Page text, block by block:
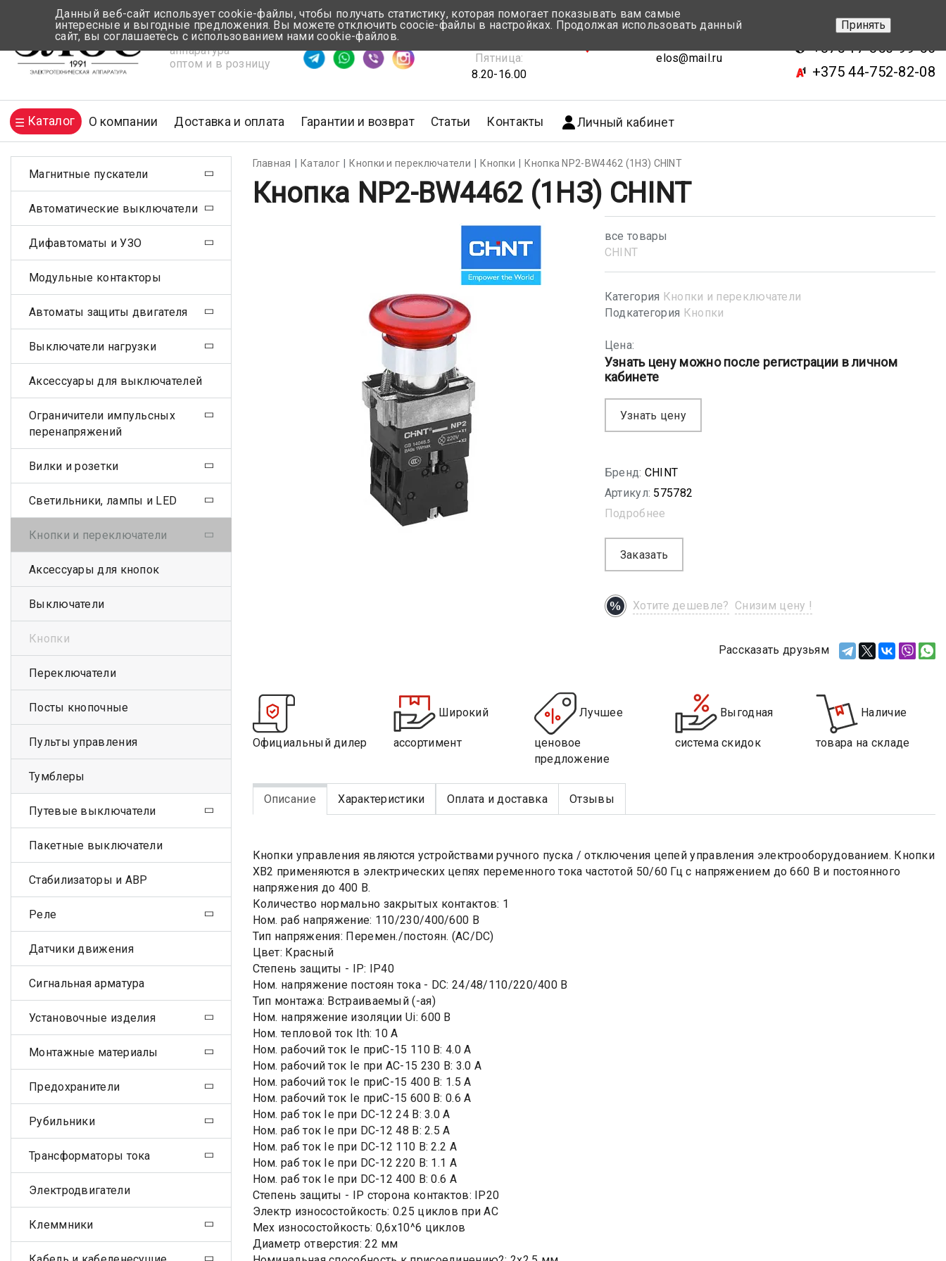
Электротехническая
аппаратура
оптом и в розницу
Время ответа ≈ 5 мин
Понедельник-Четверг:
Пятница:
8.20-16.00
elos@mail.ru
+375 17-343-46-70
+375 17-350-99-56
+375 44-752-82-08
Каталог О компании Доставка и оплата Гарантии и возврат Статьи Контакты Личный кабинет
Главная Каталог Кнопки и переключатели Кнопки Кнопка NP2-BW4462 (1НЗ) CHINT
Кнопка NP2-BW4462 (1НЗ) CHINT
все товары
CHINT
Категория Кнопки и переключатели
Подкатегория Кнопки
Цена:
Узнать цену можно после регистрации в личном
кабинете
Узнать цену
Бренд: CHINT
Артикул: 575782
Подробнее
Заказать
Хотите дешевле? Снизим цену !
Рассказать друзьям
Официальный дилер
Широкий
ассортимент
Лучшее
ценовое
предложение
Выгодная
система скидок
Наличие
товара на складе
Описание Характеристики Оплата и доставка Отзывы
Кнопки управления являются устройствами ручного пуска / отключения цепей управления электрооборудованием. Кнопки
XB2 применяются в электрических цепях переменного тока частотой 50/60 Гц с напряжением до 660 В и постоянного
напряжения до 400 В.
Количество нормально закрытых контактов: 1
Ном. раб напряжение: 110/230/400/600 В
Тип напряжения: Перемен./постоян. (AC/DC)
Цвет: Красный
Степень защиты - IP: IP40
Ном. напряжение постоян тока - DC: 24/48/110/220/400 В
Тип монтажа: Встраиваемый (-ая)
Ном. напряжение изоляции Ui: 600 В
Ном. тепловой ток Ith: 10 А
Ном. рабочий ток Ie приС-15 110 В: 4.0 А
Ном. рабочий ток Ie при AC-15 230 В: 3.0 А
Ном. рабочий ток Ie приС-15 400 В: 1.5 А
Ном. рабочий ток Ie приС-15 600 В: 0.6 А
Ном. раб ток Ie при DC-12 24 В: 3.0 А
Ном. раб ток Ie при DC-12 48 В: 2.5 А
Ном. раб ток Ie при DC-12 110 В: 2.2 А
Ном. раб ток Ie при DC-12 220 В: 1.1 А
Ном. раб ток Ie при DC-12 400 В: 0.6 А
Степень защиты - IP сторона контактов: IP20
Электр износостойкость: 0.25 циклов при AC
Мех износостойкость: 0,6х10^6 циклов
Диаметр отверстия: 22 мм
Магнитные пускатели
Автоматические выключатели
Дифавтоматы и УЗО
Модульные контакторы
Автоматы защиты двигателя
Выключатели нагрузки
Аксессуары для выключателей
Ограничители импульсных
перенапряжений
Вилки и розетки
Светильники, лампы и LED
Кнопки и переключатели
Аксессуары для кнопок
Выключатели
Кнопки
Переключатели
Посты кнопочные
Пульты управления
Тумблеры
Путевые выключатели
Пакетные выключатели
Стабилизаторы и АВР
Реле
Датчики движения
Сигнальная арматура
Установочные изделия
Монтажные материалы
Предохранители
Рубильники
Трансформаторы тока
Электродвигатели
Клеммники
Данный веб-сайт использует cookie-файлы, чтобы получать статистику, которая помогает показывать вам самые
интересные и выгодные предложения. Вы можете отключить coocie-файлы в настройках. Продолжая использовать данный
сайт, вы соглашаетесь с использованием нами cookie-файлов.
Принять